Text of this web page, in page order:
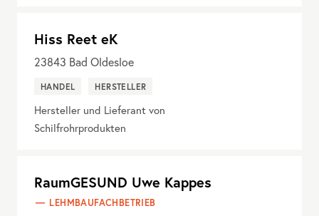
Hiss Reet eK
23843 Bad Oldesloe
HANDEL HERSTELLER
Hersteller und Lieferant von
Schilfrohrprodukten
RaumGESUND Uwe Kappes
LEHMBAUFACHBETRIEB